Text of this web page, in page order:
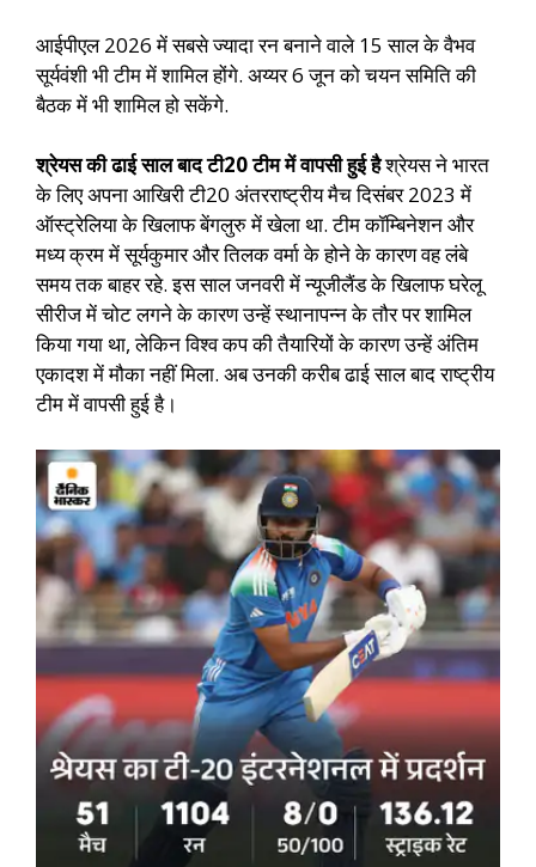
आईपीएल 2026 में सबसे ज्यादा रन बनाने वाले 15 साल के वैभव
सूर्यवंशी भी टीम में शामिल होंगे. अय्यर 6 जून को चयन समिति की
बैठक में भी शामिल हो सकेंगे.
श्रेयस की ढाई साल बाद टी20 टीम में वापसी हुई हैश्रेयस ने भारत
के लिए अपना आखिरी टी20 अंतरराष्ट्रीय मैच दिसंबर 2023 में
ऑस्ट्रेलिया के खिलाफ बेंगलुरु में खेला था. टीम कॉम्बिनेशन और
मध्य क्रम में सूर्यकुमार और तिलक वर्मा के होने के कारण वह लंबे
समय तक बाहर रहे. इस साल जनवरी में न्यूजीलैंड के खिलाफ घरेलू
सीरीज में चोट लगने के कारण उन्हें स्थानापन्न के तौर पर शामिल
किया गया था, लेकिन विश्व कप की तैयारियों के कारण उन्हें अंतिम
एकादश में मौका नहीं मिला. अब उनकी करीब ढाई साल बाद राष्ट्रीय
टीम में वापसी हुई है।